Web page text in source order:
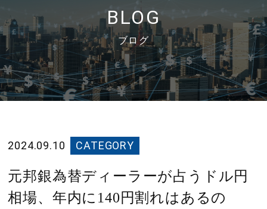
BLOG
ブログ
2024.09.10 CATEGORY
元邦銀為替ディーラーが占うドル円
相場、年内に140円割れはあるの